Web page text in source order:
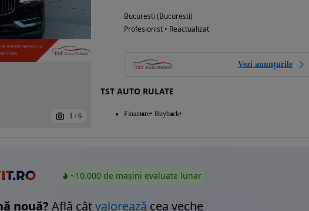
1 / 6
Bucuresti (Bucuresti)
Profesionist • Reactualizat
Vezi anunțurile
TST AUTO RULATE
Finantare Buyback
~10.000 de mașini evaluate lunar
nouă? Află câtvalorează cea veche